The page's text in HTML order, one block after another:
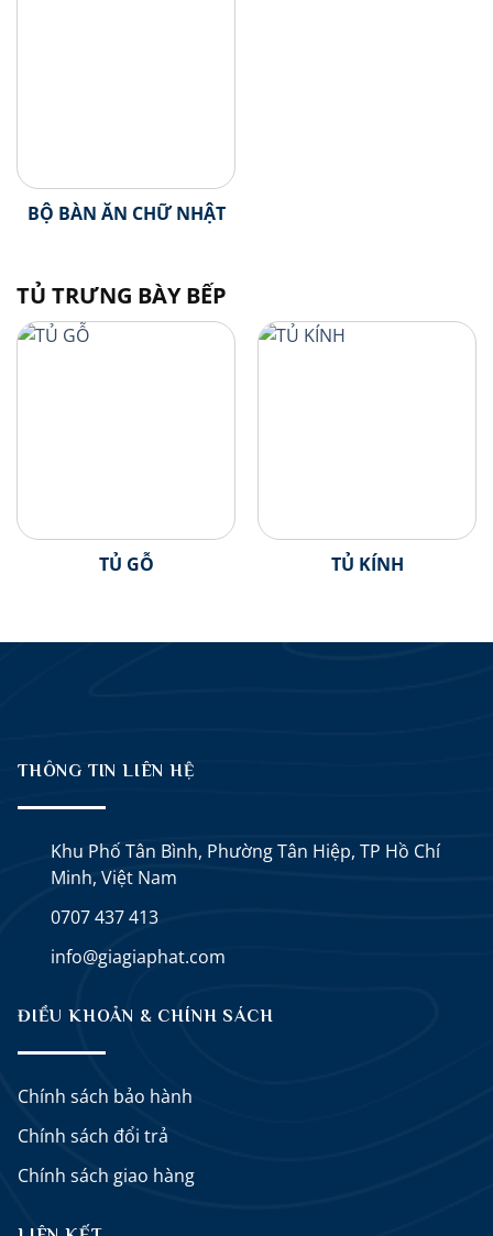
BỘ BÀN ĂN CHỮ NHẬT
TỦ TRƯNG BÀY BẾP
TỦ GỖ TỦ KÍNH
THÔNG TIN LIÊN HỆ
Khu Phố Tân Bình, Phường Tân Hiệp, TP Hồ Chí
Minh, Việt Nam
0707 437 413
info@giagiaphat.com
ĐIỀU KHOẢN & CHÍNH SÁCH
Chính sách bảo hành
Chính sách đổi trả
Chính sách giao hàng